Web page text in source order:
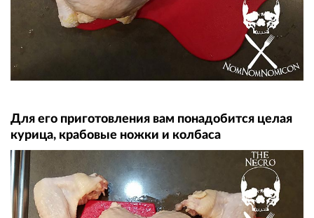
Для его приготовления вам понадобится целая
курица, крабовые ножки и колбаса